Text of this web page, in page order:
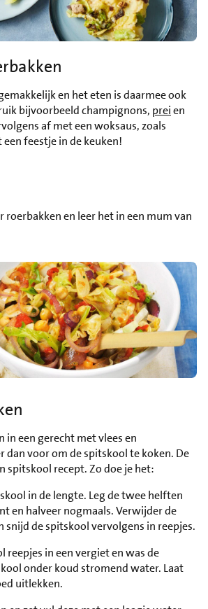
en het eten is daarmee ook
bijvoorbeeld champignons, preien
af met een woksaus, zoals
feestje in de keuken!
roerbakken en leer het in een mum van
in een gerecht met vlees en
dan voor om de spitskool te koken. De
spitskool recept. Zo doe je het:
in de lengte. Leg de twee helften
en halveer nogmaals. Verwijder de
snijd de spitskool vervolgens in reepjes.
reepjes in een vergiet en was de
onder koud stromend water. Laat
uitlekken.